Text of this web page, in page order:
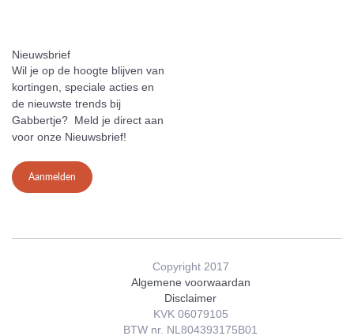
Nieuwsbrief
Wil je op de hoogte blijven van
kortingen, speciale acties en
de nieuwste trends bij
Gabbertje? Meld je direct aan
voor onze Nieuwsbrief!
Aanmelden
Copyright 2017
Algemene voorwaardan
Disclaimer
KVK 06079105
BTW nr. NL804393175B01